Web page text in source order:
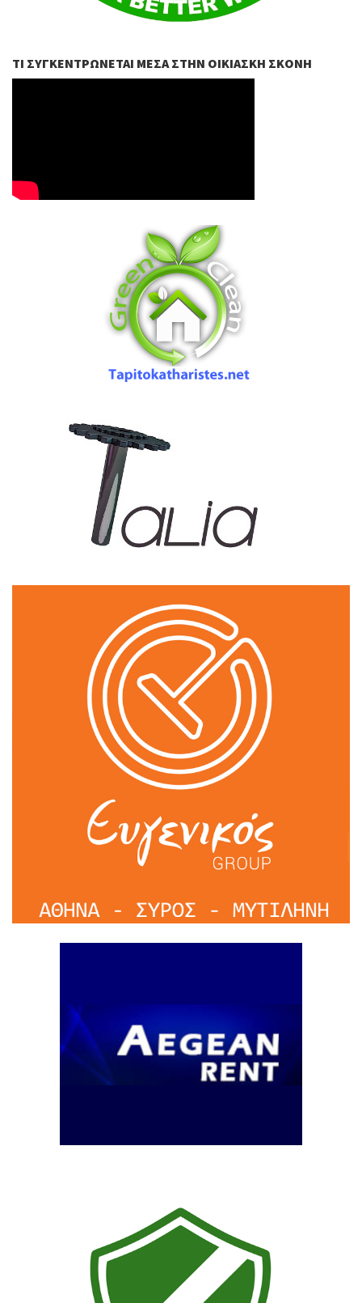
ΤΙ ΣΥΓΚΕΝΤΡΏΝΕΤΑΙ ΜΈΣΑ ΣΤΗΝ ΟΙΚΙΑΣΚΉ ΣΚΌΝΗ